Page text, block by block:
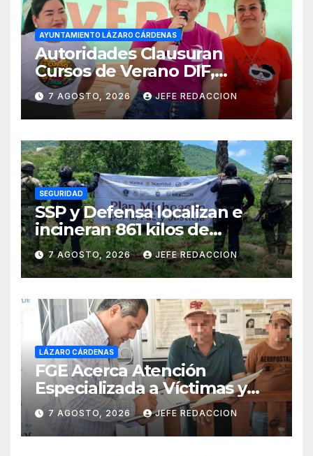
AYUNTAMIENTO LÁZARO CÁRDENAS
Autoridades Clausuran
Cursos de Verano DIF,
Seguridad Pública y Casa de
Cultura 2026
7 AGOSTO, 2026 JEFE REDACCION
SEGURIDAD
SSP y Defensa localizan e
incineran 861 kilos de
marihuana en Huetamo
7 AGOSTO, 2026 JEFE REDACCION
LÁZARO CÁRDENAS
FGE Acerca Atención
Especializada a Víctimas y
Ciudadanía de Coalcomán
7 AGOSTO, 2026 JEFE REDACCION